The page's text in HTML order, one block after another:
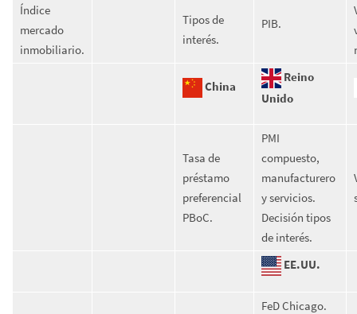
Índice
mercado
inmobiliario.
Tipos de
interés.
PIB.
China
Reino
Unido
Tasa de
préstamo
preferencial
PBoC.
PMI
compuesto,
manufacturero
y servicios.
Decisión tipos
de interés.
EE.UU.
FeD Chicago.